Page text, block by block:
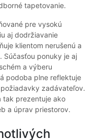
tapetovanie.
pre vysokú
aj dodržiavanie
klientom nerušenú a
Súčasťou ponuky je aj
a výberu
podoba plne reflektuje
zadávateľov.
tak prezentuje ako
a úprav priestorov.